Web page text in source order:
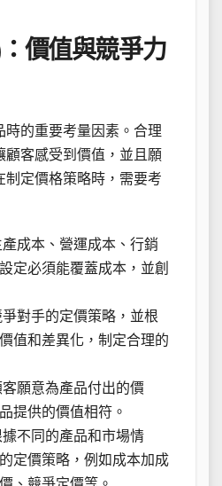
價值與競爭力
時的重要考量因素。合理
顧客感受到價值，並且願
制定價格策略時，需要考
成本、營運成本、行銷
定必須能覆蓋成本，並創
爭對手的定價策略，並根
值和差異化，制定合理的
客願意為產品付出的價
提供的價值相符。
據不同的產品和市場情
定價策略，例如成本加成